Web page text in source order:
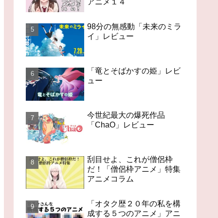
アニメ１４
98分の無感動「未来のミラ
イ」レビュー
「竜とそばかすの姫」レビ
ュー
今世紀最大の爆死作品
「ChaO」レビュー
刮目せよ、これが僧侶枠
だ！「僧侶枠アニメ」特集
アニメコラム
「オタク歴２０年の私を構
成する５つのアニメ」アニ